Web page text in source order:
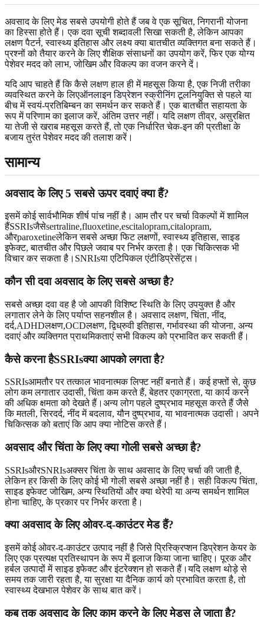
अवसाद के लिए मेड सबसे उपयोगी होते हैं जब वे एक सूचित, निगरानी योजना
का हिस्सा होते हैं। एक दवा सूची शब्दावली सिखा सकती है, लेकिन आपका
लक्षण पैटर्न, स्वास्थ्य इतिहास और लक्ष्य क्या बातचीत व्यक्तिगत बना सकते हैं।
प्रश्नों को तैयार करने के लिए शैक्षिक संसाधनों का उपयोग करें, फिर एक योग्य
पेशेवर मदद को लाभ, जोखिम और विकल्प का वजन करने दें।
यदि आप चाहते हैं कि कैसे लक्षण हाल ही में महसूस किया है, एक निजी तरीका
व्यवस्थित करने के लिएऑनलाइन डिप्रेशन स्क्रीनिंग टूलनियुक्ति से पहले या
बीच में स्वयं-प्रतिबिम्बन का समर्थन कर सकते हैं। एक बातचीत सहायता के
रूप में परिणाम का इलाज करें, अंतिम उत्तर नहीं। यदि लक्षण तीव्र, असुरक्षित
या तेजी से खराब महसूस करते हैं, तो एक निर्धारित चेक-इन की प्रतीक्षा के
बजाय तुरंत पेशेवर मदद की तलाश करें।
सामान्य
अवसाद के लिए 5 सबसे ऊपर दवाएं क्या हैं?
इसमें कोई सार्वभौमिक शीर्ष पांच नहीं है। आम तौर पर चर्चा विकल्पों में शामिल
हैंSSRIsजैसेsertraline,fluoxetine,escitalopram,citalopram,
औरparoxetineलेकिन सबसे अच्छा फिट लक्षणों, स्वास्थ्य इतिहास, साइड
इफेक्ट, बातचीत और पिछले जवाब पर निर्भर करता है। एक चिकित्सक भी
विचार कर सकता है।SNRIsया एटिपिकल एंटीडिप्रेसेंट्स।
कौन सी दवा अवसाद के लिए सबसे अच्छा है?
सबसे अच्छा दवा वह है जो आपकी विशिष्ट स्थिति के लिए उपयुक्त है और
लगातार लेने के लिए पर्याप्त सहनशील है। अवसाद लक्षण, चिंता, नींद,
दर्द,ADHDलक्षण,OCDलक्षण, द्विध्रुवी इतिहास, गर्भावस्था की योजना, अन्य
दवाएं और व्यक्तिगत प्राथमिकताएं सभी विकल्प को प्रभावित कर सकती हैं।
कैसे करना हैSSRIsक्या आपको लगता है?
SSRIsआमतौर पर तत्काल भावनात्मक लिफ्ट नहीं बनाते हैं। कई हफ्तों से, कुछ
लोग कम लगातार उदासी, चिंता कम करते हैं, बेहतर एकाग्रता, या कार्य करने
की अधिक क्षमता को देखते हैं।अन्य लोग पहले दुष्प्रभाव महसूस करते हैं जैसे
कि मतली, सिरदर्द, नींद में बदलाव, यौन दुष्प्रभाव, या भावनात्मक उदासी। अपने
चिकित्सक को बताएं कि आप क्या नोटिस करते हैं।
अवसाद और चिंता के लिए क्या गोली सबसे अच्छा है?
SSRIsऔरSNRIsअक्सर चिंता के साथ अवसाद के लिए चर्चा की जाती है,
लेकिन हर किसी के लिए कोई भी गोली सबसे अच्छा नहीं है। सही विकल्प चिंता,
साइड इफेक्ट जोखिम, अन्य स्थितियों और क्या थेरेपी या अन्य समर्थन शामिल
होना चाहिए, के प्रकार पर निर्भर करता है।
क्या अवसाद के लिए ओवर-द-काउंटर मेड हैं?
इसमें कोई ओवर-द-काउंटर उत्पाद नहीं है जिसे प्रिस्क्रिप्शन डिप्रेशन केयर के
लिए एक प्रत्यक्ष प्रतिस्थापन के रूप में इलाज किया जाना चाहिए। पूरक और
हर्बल उत्पादों में साइड इफेक्ट और इंटरेक्शन हो सकते हैं।यदि लक्षण थोड़े से
समय तक जारी रहता है, या सुरक्षा या दैनिक कार्य को प्रभावित करता है, तो
स्वास्थ्य देखभाल पेशेवर के साथ बात करें।
कब तक अवसाद के लिए काम करने के लिए मेड्स ले जाता है?